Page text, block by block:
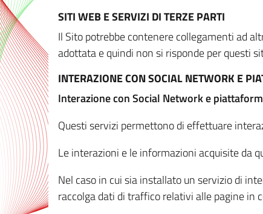
SITI WEB E SERVIZI DI TERZE PARTI
Il Sito potrebbe contenere collegamenti ad
adottata e quindi non si risponde per questi
INTERAZIONE CON SOCIAL NETWORK E
Interazione con Social Network e
Questi servizi permettono di effettuare
Le interazioni e le informazioni acquisite da
Nel caso in cui sia installato un servizio di
raccolga dati di traffico relativi alle pagine in